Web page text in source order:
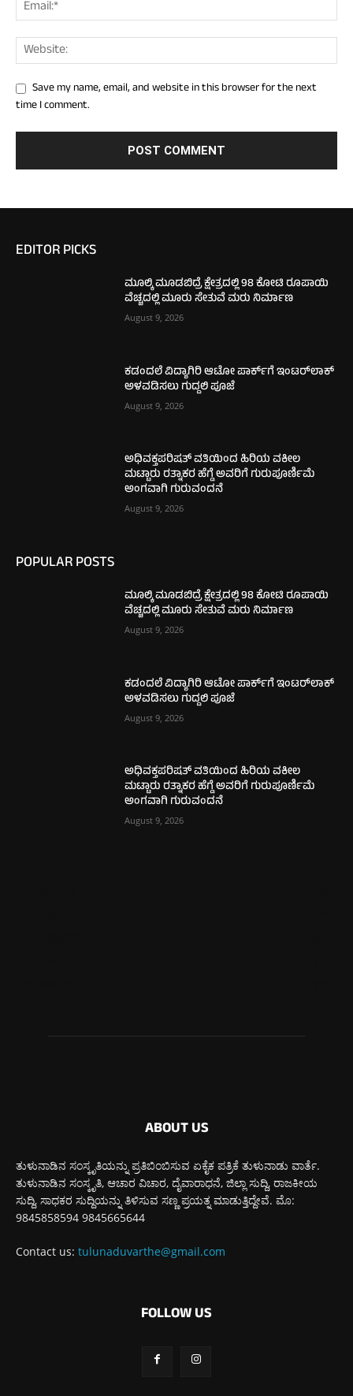
Save my name, email, and website in this browser for the next
time I comment.
EDITOR PICKS
ಮೂಲ್ಕಿ ಮೂಡಬಿದ್ರೆ ಕ್ಷೇತ್ರದಲ್ಲಿ 98 ಕೋಟಿ ರೂಪಾಯಿ
ವೆಚ್ಚದಲ್ಲಿ ಮೂರು ಸೇತುವೆ ಮರು ನಿರ್ಮಾಣ
August 9, 2026
ಕಡಂದಲೆ ವಿದ್ಯಾಗಿರಿ ಆಟೋ ಪಾರ್ಕ್‌ಗೆ ಇಂಟರ್‌ಲಾಕ್
ಅಳವಡಿಸಲು ಗುದ್ದಲಿ ಪೂಜೆ
August 9, 2026
ಅಧಿವಕ್ತಪರಿಷತ್ ವತಿಯಿಂದ ಹಿರಿಯ ವಕೀಲ
ಮಟ್ಟಾರು ರತ್ನಾಕರ ಹೆಗ್ಡೆ ಅವರಿಗೆ ಗುರುಪೂರ್ಣಿಮೆ
ಅಂಗವಾಗಿ ಗುರುವಂದನೆ
August 9, 2026
POPULAR POSTS
ಮೂಲ್ಕಿ ಮೂಡಬಿದ್ರೆ ಕ್ಷೇತ್ರದಲ್ಲಿ 98 ಕೋಟಿ ರೂಪಾಯಿ
ವೆಚ್ಚದಲ್ಲಿ ಮೂರು ಸೇತುವೆ ಮರು ನಿರ್ಮಾಣ
August 9, 2026
ಕಡಂದಲೆ ವಿದ್ಯಾಗಿರಿ ಆಟೋ ಪಾರ್ಕ್‌ಗೆ ಇಂಟರ್‌ಲಾಕ್
ಅಳವಡಿಸಲು ಗುದ್ದಲಿ ಪೂಜೆ
August 9, 2026
ಅಧಿವಕ್ತಪರಿಷತ್ ವತಿಯಿಂದ ಹಿರಿಯ ವಕೀಲ
ಮಟ್ಟಾರು ರತ್ನಾಕರ ಹೆಗ್ಡೆ ಅವರಿಗೆ ಗುರುಪೂರ್ಣಿಮೆ
ಅಂಗವಾಗಿ ಗುರುವಂದನೆ
August 9, 2026
ABOUT US
ತುಳುನಾಡಿನ ಸಂಸ್ಕೃತಿಯನ್ನು ಪ್ರತಿಬಿಂಬಿಸುವ ಏಕೈಕ ಪತ್ರಿಕೆ ತುಳುನಾಡು ವಾರ್ತೆ.
ತುಳುನಾಡಿನ ಸಂಸ್ಕೃತಿ, ಆಚಾರ ವಿಚಾರ, ದೈವಾರಾಧನೆ, ಜಿಲ್ಲಾ ಸುದ್ದಿ, ರಾಜಕೀಯ
ಸುದ್ದಿ, ಸಾಧಕರ ಸುದ್ದಿಯನ್ನು ತಿಳಿಸುವ ಸಣ್ಣ ಪ್ರಯತ್ನ ಮಾಡುತ್ತಿದ್ದೇವೆ. ಮೊ:
9845858594 9845665644
Contact us: tulunaduvarthe@gmail.com
FOLLOW US